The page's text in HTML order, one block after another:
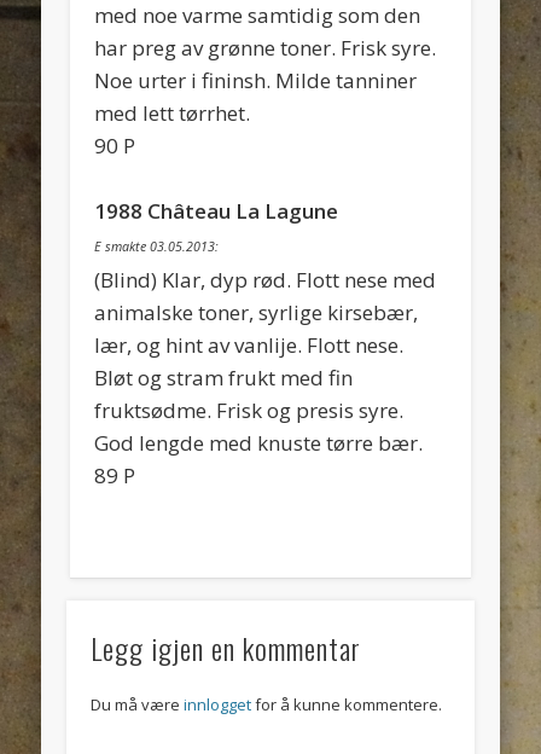
med noe varme samtidig som den
har preg av grønne toner. Frisk syre.
Noe urter i fininsh. Milde tanniner
med lett tørrhet.
90 P
1988 Château La Lagune
E smakte 03.05.2013:
(Blind) Klar, dyp rød. Flott nese med
animalske toner, syrlige kirsebær,
lær, og hint av vanlije. Flott nese.
Bløt og stram frukt med fin
fruktsødme. Frisk og presis syre.
God lengde med knuste tørre bær.
89 P
Legg igjen en kommentar
Du må væreinnloggetfor å kunne kommentere.